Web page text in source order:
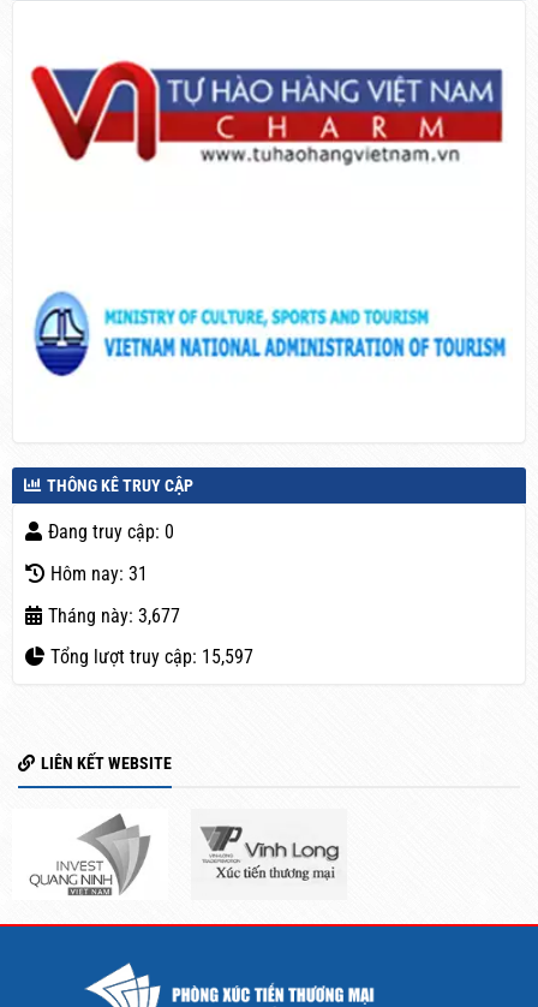
THÔNG KÊ TRUY CẬP
Đang truy cập: 0
Hôm nay: 31
Tháng này: 3,677
Tổng lượt truy cập: 15,597
LIÊN KẾT WEBSITE